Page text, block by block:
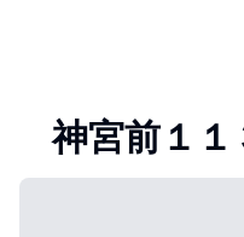
神宮前１